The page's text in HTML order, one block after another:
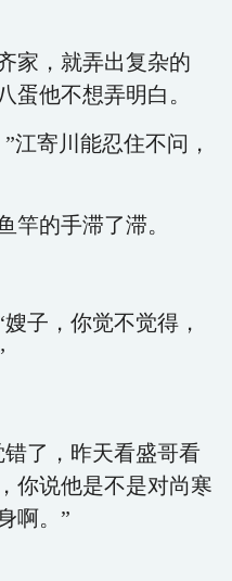
家，就弄出复杂的
蛋他不想弄明白。
江寄川能忍住不问，
竿的手滞了滞。
子，你觉不觉得，
了，昨天看盛哥看
你说他是不是对尚寒
啊。”